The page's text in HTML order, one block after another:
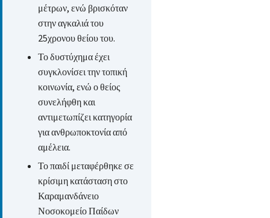
μέτρων, ενώ βρισκόταν
στην αγκαλιά του
25χρονου θείου του.
Το δυστύχημα έχει
συγκλονίσει την τοπική
κοινωνία, ενώ ο θείος
συνελήφθη και
αντιμετωπίζει κατηγορία
για ανθρωποκτονία από
αμέλεια.
Το παιδί μεταφέρθηκε σε
κρίσιμη κατάσταση στο
Καραμανδάνειο
Νοσοκομείο Παίδων